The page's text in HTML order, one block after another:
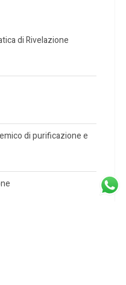
di Rivelazione
di purificazione e